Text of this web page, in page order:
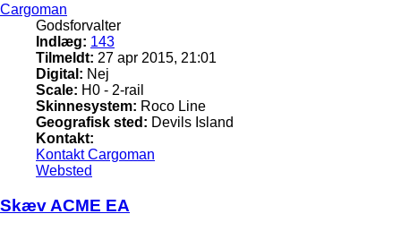
Cargoman
Godsforvalter
Indlæg: 143
Tilmeldt: 27 apr 2015, 21:01
Digital: Nej
Scale: H0 - 2-rail
Skinnesystem: Roco Line
Geografisk sted: Devils Island
Kontakt:
Kontakt Cargoman
Websted
Skæv ACME EA